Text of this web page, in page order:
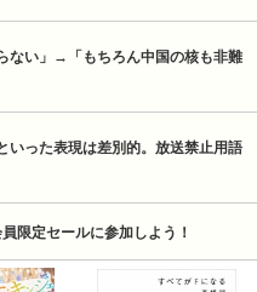
ない」→「もちろん中国の核も非難
いった表現は差別的。放送禁止用語
限定セールに参加しよう！